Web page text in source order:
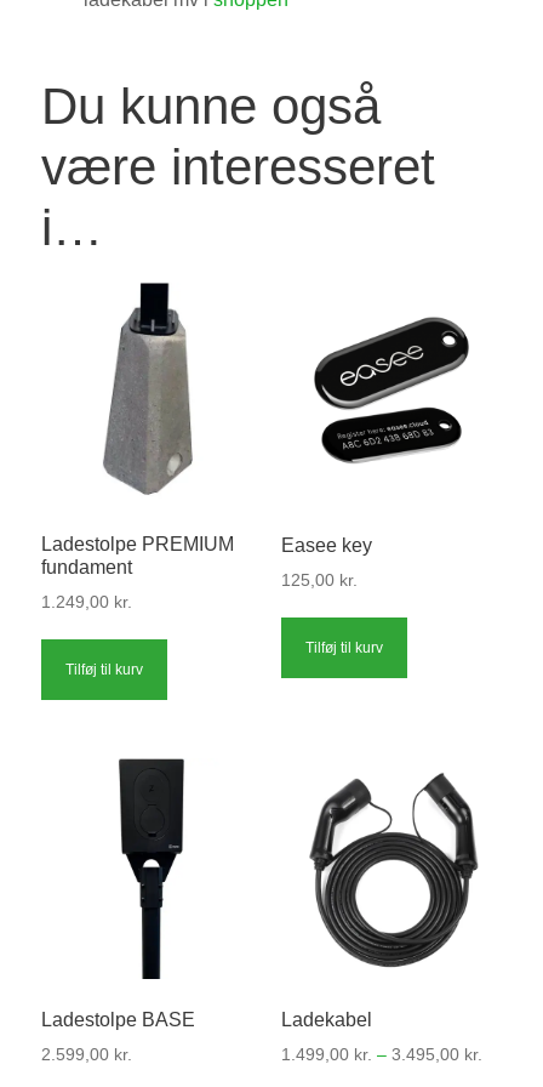
Du kunne også
være interesseret
i…
Ladestolpe PREMIUM
fundament
1.249,00 kr.
Tilføj til kurv
Easee key
125,00 kr.
Tilføj til kurv
Ladestolpe BASE
2.599,00 kr.
Ladekabel
1.499,00 kr. – 3.495,00 kr.